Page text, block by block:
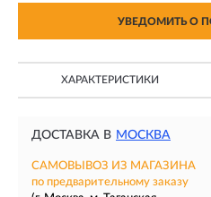
УВЕДОМИТЬ О
ХАРАКТЕРИСТИКИ
ДОСТАВКА В МОСКВА
САМОВЫВОЗ ИЗ МАГАЗИНА
по предварительному заказу